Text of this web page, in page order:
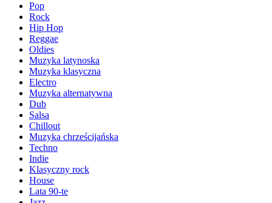
Pop
Rock
Hip Hop
Reggae
Oldies
Muzyka latynoska
Muzyka klasyczna
Electro
Muzyka alternatywna
Dub
Salsa
Chillout
Muzyka chrześcijańska
Techno
Indie
Klasyczny rock
House
Lata 90-te